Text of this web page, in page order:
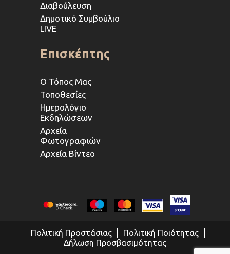
Διαβούλευση
Δημοτικό Συμβούλιο
LIVE
Επισκέπτης
Ο Τόπος Μας
Τοποθεσίες
Ημερολόγιο
Εκδηλώσεων
Αρχεία
Φωτογραφιών
Αρχεία Βίντεο
Πολιτική Προστάσιας
Πολιτική Ποιότητας
Δήλωση Προσβασιμότητας